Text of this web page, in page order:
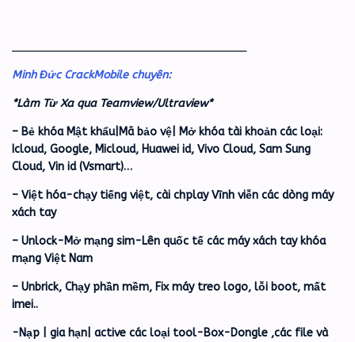
Minh Đức CrackMobile chuyên:
*Làm Từ Xa qua Teamview/Ultraview*
– Bẻ khóa Mật khẩu|Mã bảo vệ| Mở khóa tài khoản các loại:
Icloud, Google, Micloud, Huawei id, Vivo Cloud, Sam Sung
Cloud, Vin id (Vsmart)…
– Việt hóa-chạy tiếng việt, cài chplay Vĩnh viễn các dòng máy
xách tay
– Unlock-Mở mạng sim-Lên quốc tế các máy xách tay khóa
mạng Việt Nam
– Unbrick, Chạy phần mềm, Fix máy treo logo, lỗi boot, mất
imei..
-Nạp | gia hạn| active các loại tool-Box-Dongle ,các file và